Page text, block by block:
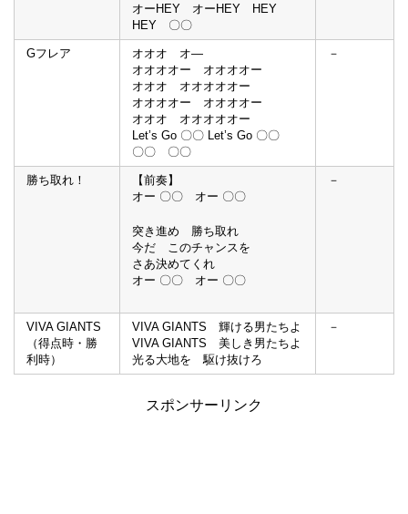
オーHEY オーHEY HEY
HEY 〇〇
Gフレア
オオオ オ―
オオオオー オオオオー
オオオ オオオオオー
オオオオー オオオオー
オオオ オオオオオー
Let’s Go 〇〇 Let’s Go 〇〇
〇〇 〇〇
－
勝ち取れ！
【前奏】
オー 〇〇 オー 〇〇
突き進め 勝ち取れ
今だ このチャンスを
さあ決めてくれ
オー 〇〇 オー 〇〇
－
VIVA GIANTS
（得点時・勝
利時）
VIVA GIANTS 輝ける男たちよ
VIVA GIANTS 美しき男たちよ
光る大地を 駆け抜けろ
－
スポンサーリンク